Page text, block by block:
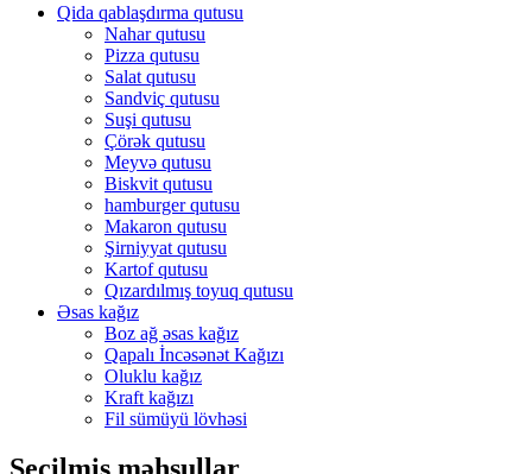
Qida qablaşdırma qutusu
Nahar qutusu
Pizza qutusu
Salat qutusu
Sandviç qutusu
Suşi qutusu
Çörək qutusu
Meyvə qutusu
Biskvit qutusu
hamburger qutusu
Makaron qutusu
Şirniyyat qutusu
Kartof qutusu
Qızardılmış toyuq qutusu
Əsas kağız
Boz ağ əsas kağız
Qapalı İncəsənət Kağızı
Oluklu kağız
Kraft kağızı
Fil sümüyü lövhəsi